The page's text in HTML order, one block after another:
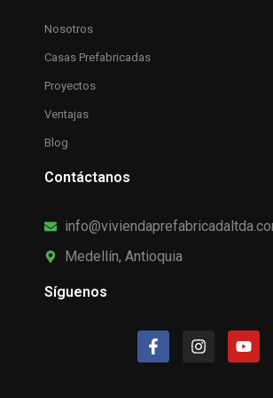
Nosotros
Casas Prefabricadas
Proyectos
Ventajas
Blog
Contáctanos
Medellín, Antioquia
Síguenos